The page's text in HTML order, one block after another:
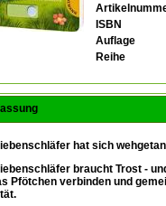
ISBN
Auflage
Reihe
hat sich
braucht Trost -
Pfötchen verbinden und